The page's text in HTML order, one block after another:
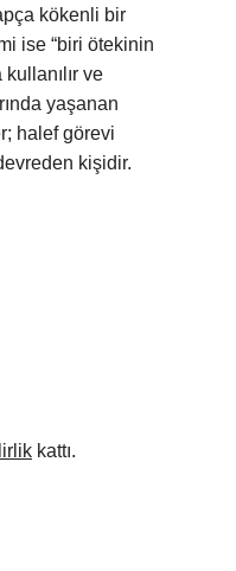
kökenli bir
ise “biri ötekinin
kullanılır ve
yaşanan
halef görevi
kişidir.
kattı.